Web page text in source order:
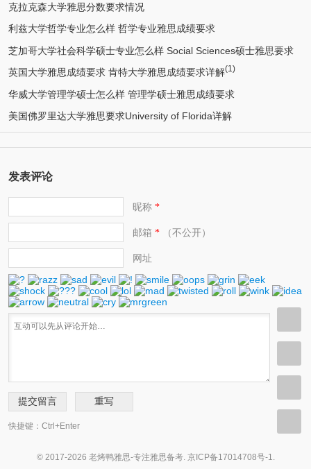
克拉克森大学雅思分数要求情况
利兹大学哲学专业怎么样 哲学专业雅思成绩要求
芝加哥大学社会科学硕士专业怎么样 Social Sciences硕士雅思要求
英国大学雅思成绩要求 肯特大学雅思成绩要求详解(1)
华威大学管理学硕士怎么样 管理学硕士雅思成绩要求
美国佛罗里达大学雅思要求University of Florida详解
发表评论
昵称*
邮箱 *（不公开）
网址
快捷键：Ctrl+Enter
© 2017-2026 老烤鸭雅思-专注雅思备考. 京ICP备17014708号-1.